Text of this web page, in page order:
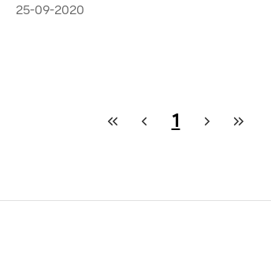
насолоджуватися преміальним
25-09-2020
1